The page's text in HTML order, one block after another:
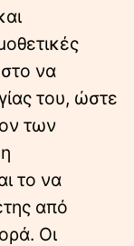
να
του, ώστε
των
το να
από
Οι